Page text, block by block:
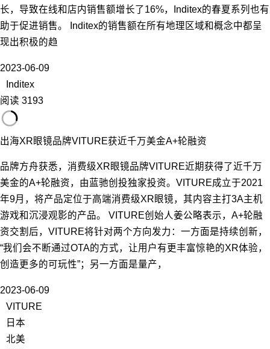
长，导致在线和店内销售额增长了16%，Inditex的春夏系列也有
助于促进销售。 Inditex的销售额在所有地理区域和概念中都呈
现出积极的趋
2023-06-09
Inditex
阅读 3193
出海XR眼镜品牌VITURE获近千万美金A+轮融资
品牌方舟获悉，消费级XR眼镜品牌VITURE近期获得了近千万
美金的A+轮融资，由蓝驰创投独家投资。VITURE成立于2021
年9月，将产品定位于高端消费级XR眼镜，其内容主打3A主机
游戏和沉浸观影的产品。 VITURE创始人姜公略表示，A+轮融
资交割后，VITURE将针对两个方向发力：一方面是持续创新，
“我们会不断通过OTA的方式，让用户有更丰富惊艳的XR体验，
创造更多的可玩性”；另一方面是量产，
2023-06-09
VITURE
日本
北美